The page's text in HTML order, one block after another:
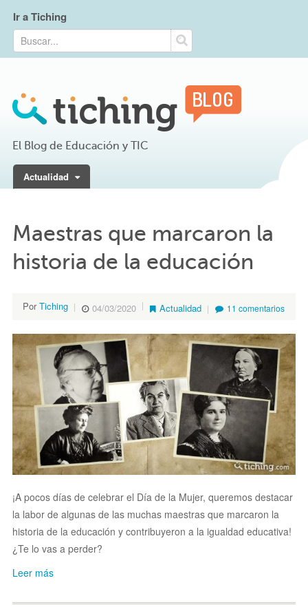
Ir a Tiching
El Blog de Educación y TIC
Actualidad
Maestras que marcaron la
historia de la educación
PorTiching 04/03/2020 Actualidad 11 comentarios
¡A pocos días de celebrar el Día de la Mujer, queremos destacar
la labor de algunas de las muchas maestras que marcaron la
historia de la educación y contribuyeron a la igualdad educativa!
¿Te lo vas a perder?
Leer más